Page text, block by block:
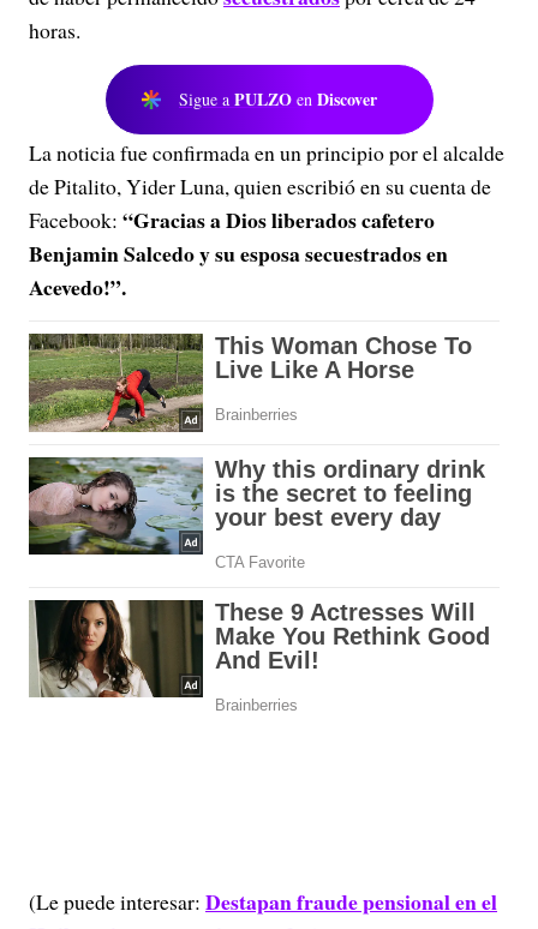
horas.
Sigue a PULZO en Discover
La noticia fue confirmada en un principio por el alcalde
de Pitalito, Yider Luna, quien escribió en su cuenta de
Facebook: “Gracias a Dios liberados cafetero
Benjamin Salcedo y su esposa secuestrados en
Acevedo!”.
(Le puede interesar: Destapan fraude pensional en el